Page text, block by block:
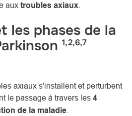
aux troubles axiaux
les phases de la
1,2,6,7
axiaux s'installent et perturbent
le passage à travers les 4
de la maladie